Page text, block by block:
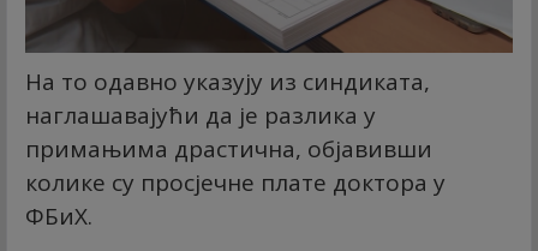
На то одавно указују из синдиката,
наглашавајући да је разлика у
примањима драстична, објавивши
колике су просјечне плате доктора у
ФБиХ.